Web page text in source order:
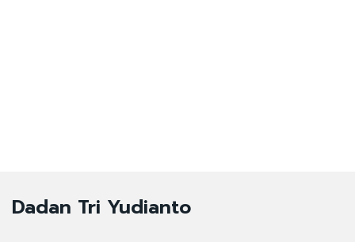
Dadan Tri Yudianto